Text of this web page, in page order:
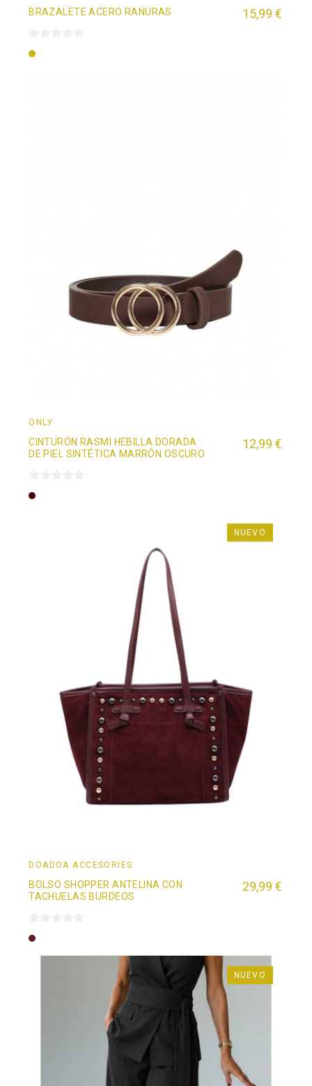
BRAZALETE ACERO RANURAS 15,99 €
Oro
ONLY
CINTURÓN RASMI HEBILLA DORADA
DE PIEL SINTÉTICA MARRÓN OSCURO
12,99 €
Marrón
DOADOÄ ACCESORIES
BOLSO SHOPPER ANTELINA CON
TACHUELAS BURDEOS
29,99 €
NUEVO
Burdeos
NUEVO